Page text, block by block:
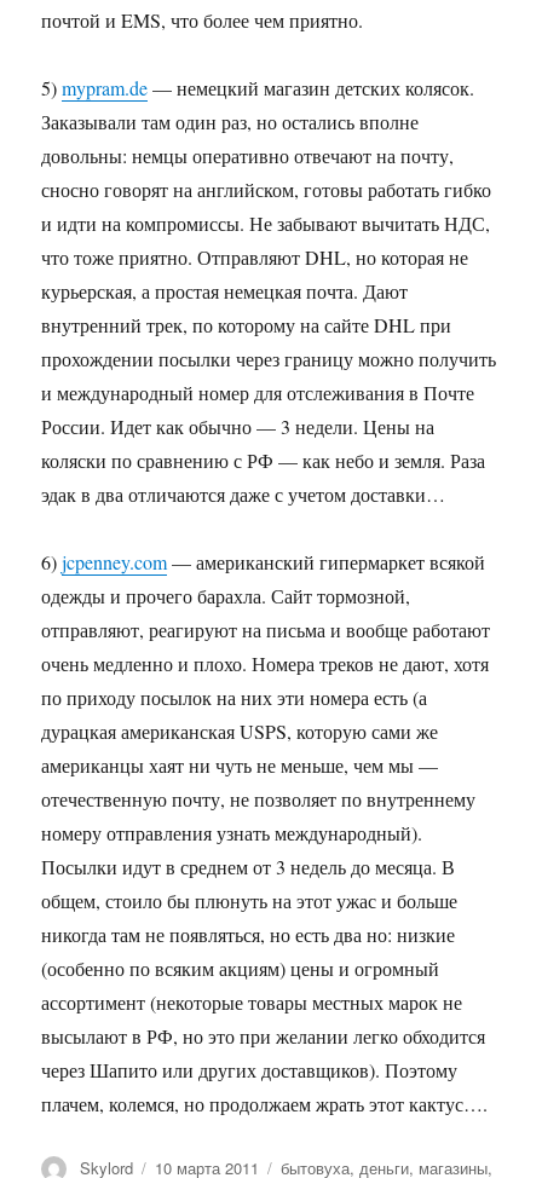
почтой и EMS, что более чем приятно.
5)mypram.de— немецкий магазин детских колясок.
Заказывали там один раз, но остались вполне
довольны: немцы оперативно отвечают на почту,
сносно говорят на английском, готовы работать гибко
и идти на компромиссы. Не забывают вычитать НДС,
что тоже приятно. Отправляют DHL, но которая не
курьерская, а простая немецкая почта. Дают
внутренний трек, по которому на сайте DHL при
прохождении посылки через границу можно получить
и международный номер для отслеживания в Почте
России. Идет как обычно — 3 недели. Цены на
коляски по сравнению с РФ — как небо и земля. Раза
эдак в два отличаются даже с учетом доставки…
6)jcpenney.com— американский гипермаркет всякой
одежды и прочего барахла. Сайт тормозной,
отправляют, реагируют на письма и вообще работают
очень медленно и плохо. Номера треков не дают, хотя
по приходу посылок на них эти номера есть (а
дурацкая американская USPS, которую сами же
американцы хаят ни чуть не меньше, чем мы —
отечественную почту, не позволяет по внутреннему
номеру отправления узнать международный).
Посылки идут в среднем от 3 недель до месяца. В
общем, стоило бы плюнуть на этот ужас и больше
никогда там не появляться, но есть два но: низкие
(особенно по всяким акциям) цены и огромный
ассортимент (некоторые товары местных марок не
высылают в РФ, но это при желании легко обходится
через Шапито или других доставщиков). Поэтому
плачем, колемся, но продолжаем жрать этот кактус….
Автор
Skylord Опубликовано
10 марта 2011 Метки
бытовуха, деньги, магазины,